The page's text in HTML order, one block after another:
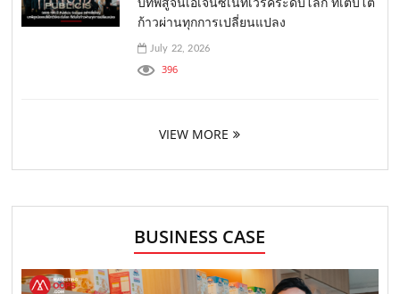
ก้าวผ่านทุกการเปลี่ยนแปลง
July 22, 2026
396
VIEW MORE
BUSINESS CASE